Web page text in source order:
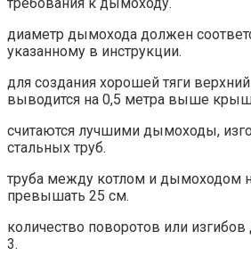
диаметр дымохода должен
указанному в инструкции.
для создания хорошей тяги
выводится на 0,5 метра выше
считаются лучшими дымоходы,
стальных труб.
труба между котлом и дымоходом
превышать 25 см.
количество поворотов или
3.